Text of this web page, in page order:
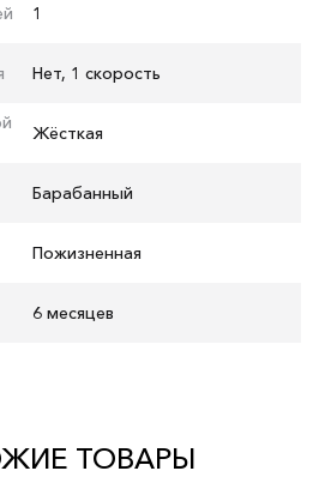
1
Нет, 1 скорость
Жёсткая
Барабанный
Пожизненная
6 месяцев
ТОВАРЫ